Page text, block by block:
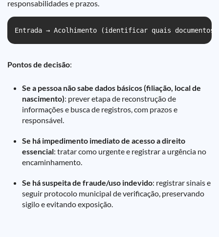
responsabilidades e prazos.
Entrada → Acolhimento (identificar quais documentos
Pontos de decisão:
Se a pessoa não sabe dados básicos (filiação, local de
nascimento): prever etapa de reconstrução de
informações e busca de registros, com prazos e
responsável.
Se há impedimento imediato de acesso a direito
essencial: tratar como urgente e registrar a urgência no
encaminhamento.
Se há suspeita de fraude/uso indevido: registrar sinais e
seguir protocolo municipal de verificação, preservando
sigilo e evitando exposição.